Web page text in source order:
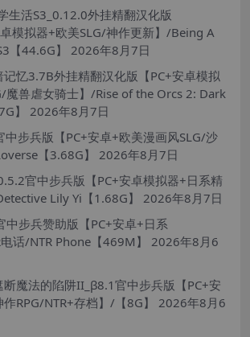
生活S3_0.12.0外挂精翻汉化版
模拟器+欧美SLG/神作更新】/Being A
【44.6G】
2026年8月7日
忆3.7B外挂精翻汉化版【PC+安卓模拟
魔兽虐女骑士】/Rise of the Orcs 2: Dark
】
2026年8月7日
步兵版【PC+安卓+欧美漫画风SLG/沙
【3.68G】
2026年8月7日
官中步兵版【PC+安卓模拟器+日系精
Lily Yi【1.68G】
2026年8月7日
中步兵赞助版【PC+安卓+日系
话/NTR Phone【469M】
2026年8月6
断魔法的陷阱II_β8.1官中步兵版【PC+安
RPG/NTR+存档】/【8G】
2026年8月6